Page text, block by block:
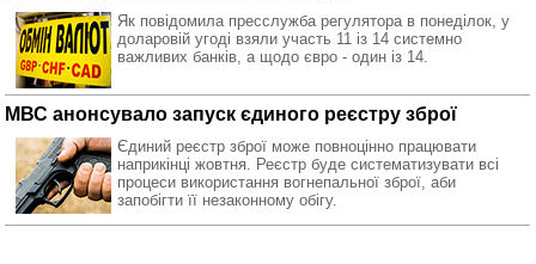
Як повідомила пресслужба регулятора в понеділок, у
доларовій угоді взяли участь 11 із 14 системно
важливих банків, а щодо євро - один із 14.
МВС анонсувало запуск єдиного реєстру зброї
Єдиний реєстр зброї може повноцінно працювати
наприкінці жовтня. Реєстр буде систематизувати всі
процеси використання вогнепальної зброї, аби
запобігти її незаконному обігу.